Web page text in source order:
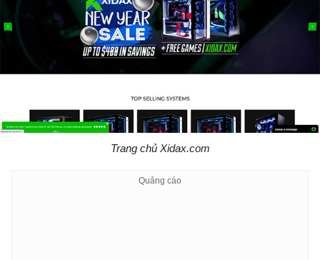
Trang chủ Xidax.com